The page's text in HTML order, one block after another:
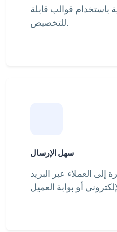
باستخدام قوالب قابلة
للتخصيص.
سهل الإرسال
إلى العملاء عبر البريد